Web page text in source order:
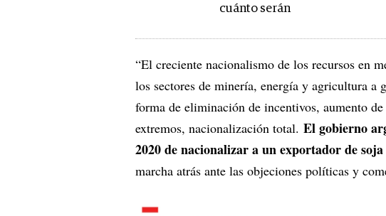
cuánto serán
“El creciente nacionalismo de los recursos en
los sectores de minería, energía y agricultura a
forma de eliminación de incentivos, aumento
extremos, nacionalización total. El gobierno
2020 de nacionalizar a un exportador de
marcha atrás ante las objeciones políticas y